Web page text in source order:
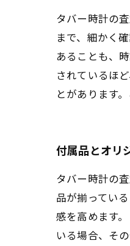
タバー時計の
まで、細かく
あることも、
されているほ
とがあります
付属品とオリ
タバー時計の
品が揃ってい
感を高めます
いる場合、そ